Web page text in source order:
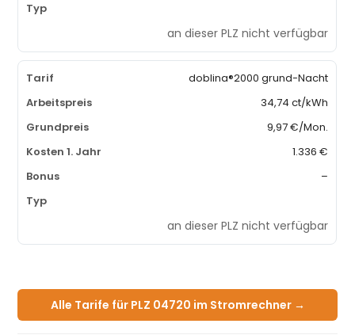
an dieser PLZ nicht verfügbar
doblina®2000 grund-Nacht
34,74 ct/kWh
9,97 €/Mon.
1.336 €
–
an dieser PLZ nicht verfügbar
Alle Tarife für PLZ 04720 im Stromrechner →